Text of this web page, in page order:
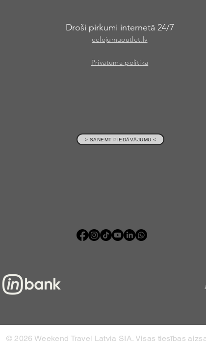
Droši pirkumi internetā 24/7
celojumuoutlet.lv
Privātuma politika
> SAŅEMT PIEDĀVĀJUMU <
© 2026 Weekend Travel Latvia SIA. Visas tiesības